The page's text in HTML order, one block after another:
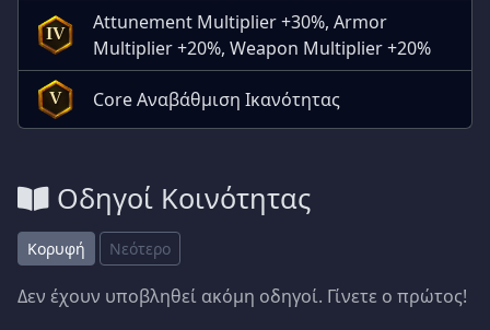
IV
Attunement Multiplier +30%, Armor
Multiplier +20%, Weapon Multiplier +20%
V Core Αναβάθμιση Ικανότητας
Οδηγοί Κοινότητας
Κορυφή Νεότερο
Δεν έχουν υποβληθεί ακόμη οδηγοί. Γίνετε ο πρώτος!